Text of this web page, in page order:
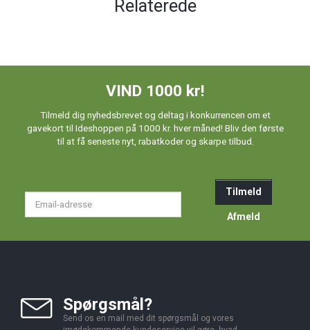
Relaterede
VIND 1000 kr!
Tilmeld dig nyhedsbrevet og deltag i konkurrencen om et
gavekort til Ideshoppen på 1000 kr. hver måned! Bliv den første
til at få seneste nyt, rabatkoder og skarpe tilbud.
Tilmeld
Afmeld
Spørgsmål?
Send os en mail med dit spørgsmål og vores